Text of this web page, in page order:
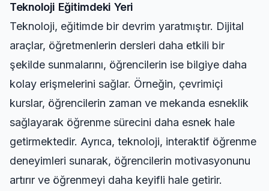
Teknoloji Eğitimdeki Yeri
Teknoloji, eğitimde bir devrim yaratmıştır. Dijital
araçlar, öğretmenlerin dersleri daha etkili bir
şekilde sunmalarını, öğrencilerin ise bilgiye daha
kolay erişmelerini sağlar. Örneğin, çevrimiçi
kurslar, öğrencilerin zaman ve mekanda esneklik
sağlayarak öğrenme sürecini daha esnek hale
getirmektedir. Ayrıca, teknoloji, interaktif öğrenme
deneyimleri sunarak, öğrencilerin motivasyonunu
artırır ve öğrenmeyi daha keyifli hale getirir.